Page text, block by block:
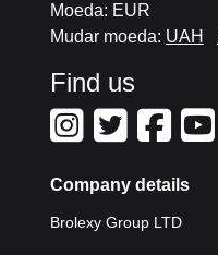
Moeda: EUR
Mudar moeda: UAH
Find us
Company details
Brolexy Group LTD